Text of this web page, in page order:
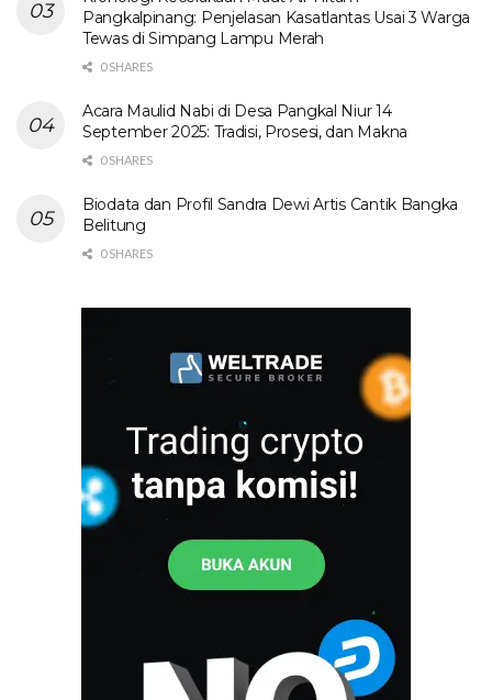
Pangkalpinang: Penjelasan Kasatlantas Usai 3 Warga
Tewas di Simpang Lampu Merah
0 SHARES
Acara Maulid Nabi di Desa Pangkal Niur 14
September 2025: Tradisi, Prosesi, dan Makna
0 SHARES
Biodata dan Profil Sandra Dewi Artis Cantik Bangka
Belitung
0 SHARES